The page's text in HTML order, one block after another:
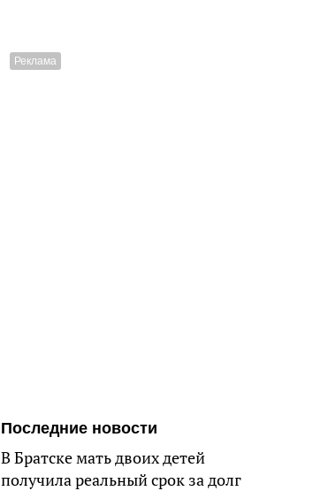
Последние новости
В Братске мать двоих детей
получила реальный срок за долг